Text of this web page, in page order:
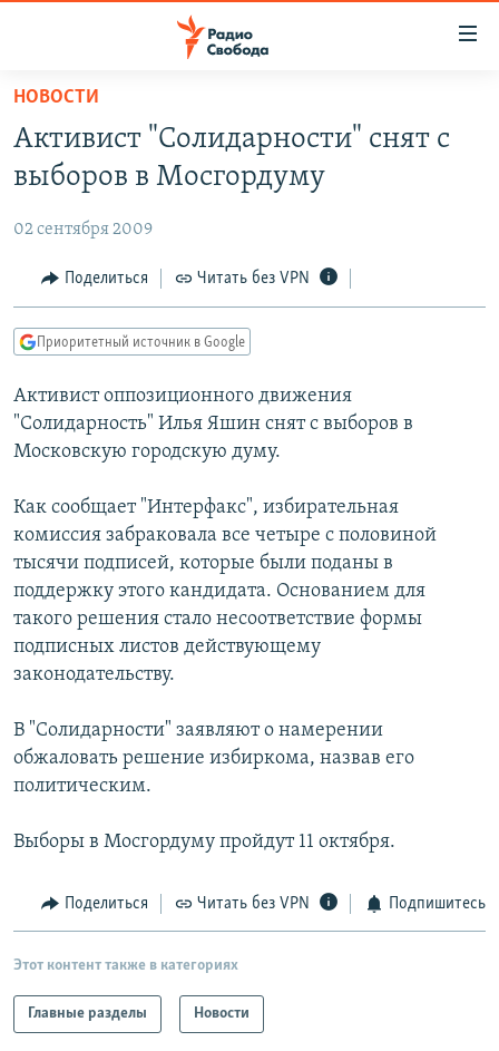
упрощенного
доступа
Вернуться
основному
Вернутся
главной
навигации
Вернутся
поиску
ПОДКАСТЫ
АВТОРСКИЕ ПРОЕКТЫ
ЦИТАТЫ СВОБОДЫ
МНЕНИЯ
IDEL.РЕАЛИИ
КАВКАЗ.РЕАЛИИ
СЕВЕР.РЕАЛИИ
РАСПИСАНИЕ ВЕЩАНИЯ
ПОДПИШИТЕСЬ НА РАССЫЛКУ
СОЦИАЛЬНЫЕ СЕТИ
Все сайты РСЕ/РС
НОВОСТИ
Активист "Солидарности" снят с
выборов в Мосгордуму
02 сентября 2009
Поделиться Читать без VPN
Приоритетный источник в Google
Активист оппозиционного движения
"Солидарность" Илья Яшин снят с выборов в
Московскую городскую думу.
Как сообщает "Интерфакс", избирательная
комиссия забраковала все четыре с половиной
тысячи подписей, которые были поданы в
поддержку этого кандидата. Основанием для
такого решения стало несоответствие формы
подписных листов действующему
законодательству.
В "Солидарности" заявляют о намерении
обжаловать решение избиркома, назвав его
политическим.
Выборы в Мосгордуму пройдут 11 октября.
Поделиться Читать без VPN Подпишитесь
Этот контент также в категориях
Главные разделы Новости